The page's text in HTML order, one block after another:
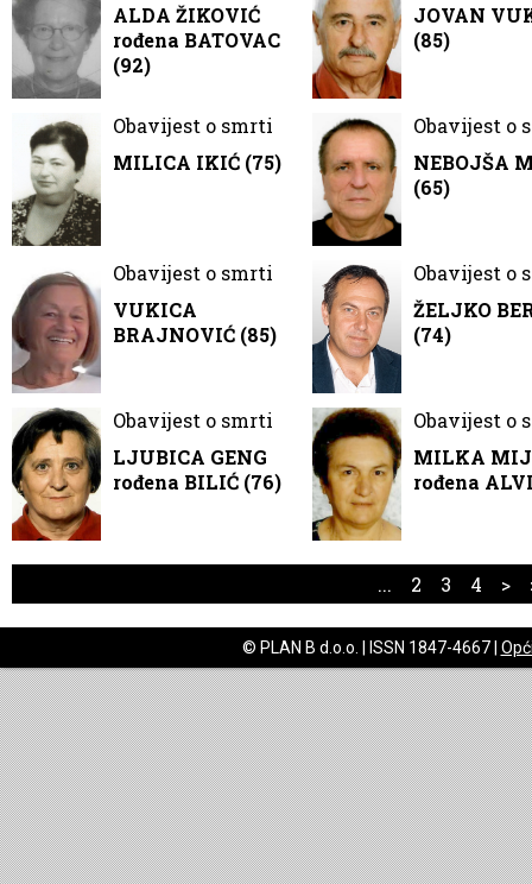
ALDA ŽIKOVIĆ
rođena BATOVAC
(92)
JOVAN
(85)
Obavijest o smrti
MILICA IKIĆ (75)
Obavijest o
NEBOJŠA
(65)
Obavijest o smrti
VUKICA
BRAJNOVIĆ (85)
Obavijest o
ŽELJKO
(74)
Obavijest o smrti
LJUBICA GENG
rođena BILIĆ (76)
Obavijest o
MILKA
rođena
... 2 3 4 >
© PLAN B d.o.o. | ISSN 1847-4667 |